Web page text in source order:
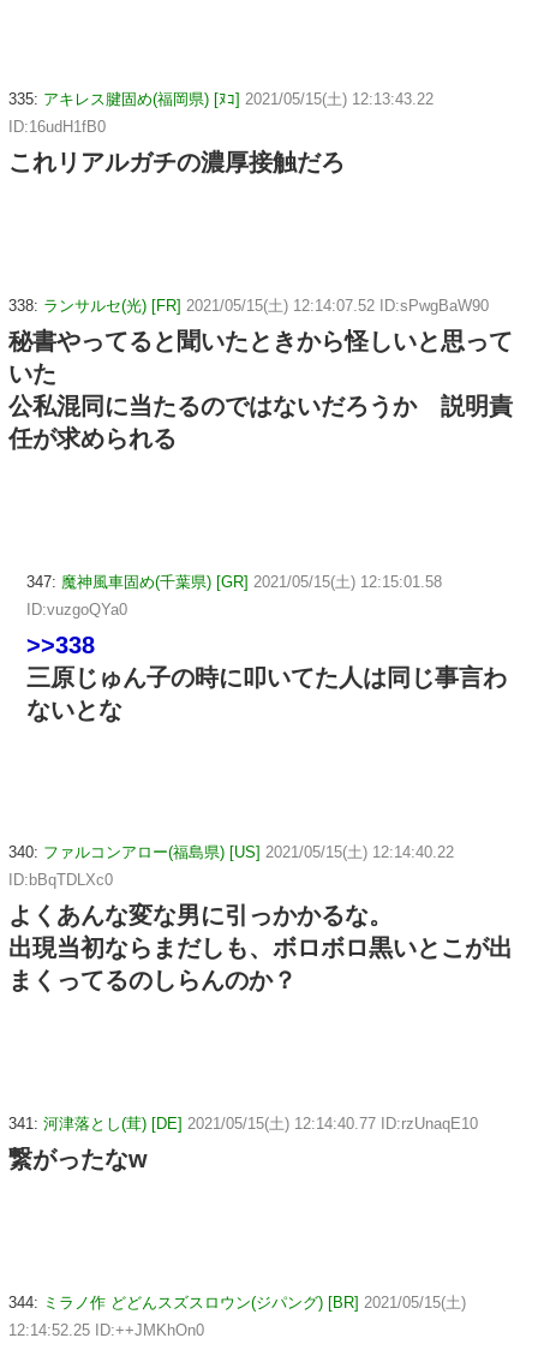
335: アキレス腱固め(福岡県) [ﾇｺ] 2021/05/15(土) 12:13:43.22
ID:16udH1fB0
これリアルガチの濃厚接触だろ
338: ランサルセ(光) [FR] 2021/05/15(土) 12:14:07.52 ID:sPwgBaW90
秘書やってると聞いたときから怪しいと思って
いた
公私混同に当たるのではないだろうか 説明責
任が求められる
347: 魔神風車固め(千葉県) [GR] 2021/05/15(土) 12:15:01.58
ID:vuzgoQYa0
>>338
三原じゅん子の時に叩いてた人は同じ事言わ
ないとな
340: ファルコンアロー(福島県) [US] 2021/05/15(土) 12:14:40.22
ID:bBqTDLXc0
よくあんな変な男に引っかかるな。
出現当初ならまだしも、ボロボロ黒いとこが出
まくってるのしらんのか？
341: 河津落とし(茸) [DE] 2021/05/15(土) 12:14:40.77 ID:rzUnaqE10
繋がったなw
344: ミラノ作 どどんスズスロウン(ジパング) [BR] 2021/05/15(土)
12:14:52.25 ID:++JMKhOn0